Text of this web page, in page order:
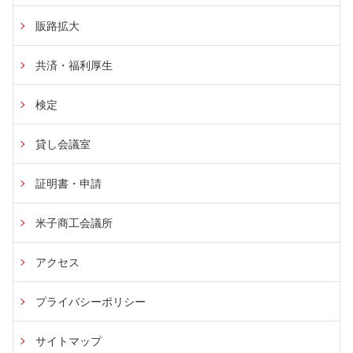
販路拡大
共済・福利厚生
検定
貸し会議室
証明書・申請
米子商工会議所
アクセス
プライバシーポリシー
サイトマップ